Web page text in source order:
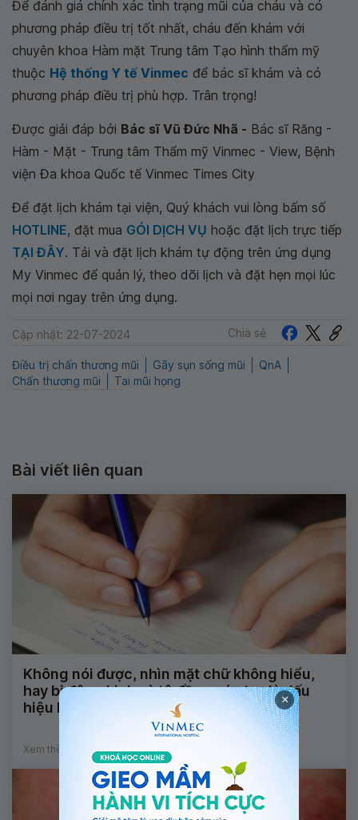
Để đánh giá chính xác tình trạng mũi của cháu và có
phương pháp điều trị tốt nhất, cháu đến khám với
chuyên khoa Hàm mặt Trung tâm Tạo hình thẩm mỹ
thuộc Hệ thống Y tế Vinmec để bác sĩ khám và có
phương pháp điều trị phù hợp. Trân trọng!
Được giải đáp bởi Bác sĩ Vũ Đức Nhã - Bác sĩ Răng -
Hàm - Mặt - Trung tâm Thẩm mỹ Vinmec - View, Bệnh
viện Đa khoa Quốc tế Vinmec Times City
Để đặt lịch khám tại viện, Quý khách vui lòng bấm số
HOTLINE, đặt mua GÓI DỊCH VỤ hoặc đặt lịch trực tiếp
TẠI ĐÂY. Tải và đặt lịch khám tự động trên ứng dụng
My Vinmec để quản lý, theo dõi lịch và đặt hẹn mọi lúc
mọi nơi ngay trên ứng dụng.
Cập nhật: 22-07-2024 Chia sẻ
Điều trị chấn thương mũi Gãy sụn sống mũi
QnA
Chấn thương mũi
Tai mũi họng
Bài viết liên quan
Không nói được, nhìn mặt chữ không hiểu,
hay bị động kinh và tê đầu ngón tay là dấu
hiệu bệnh gì?
Xem thêm
×